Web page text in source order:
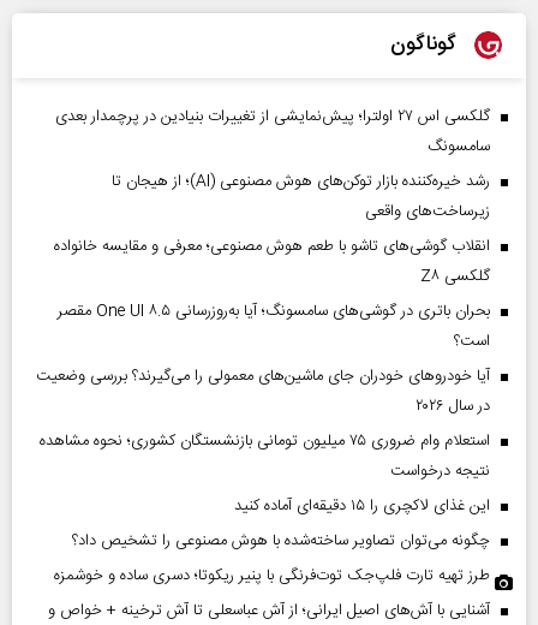
گوناگون
گلکسی اس ۲۷ اولترا؛ پیش‌نمایشی از تغییرات بنیادین در پرچمدار بعدی
سامسونگ
رشد خیره‌کننده بازار توکن‌های هوش مصنوعی (AI)؛ از هیجان تا
زیرساخت‌های واقعی
انقلاب گوشی‌های تاشو‌ با طعم هوش مصنوعی؛ معرفی و مقایسه خانواده
گلکسی Z۸
بحران باتری در گوشی‌های سامسونگ؛ آیا به‌روزرسانی One UI ۸.۵ مقصر
است؟
آیا خودروهای خودران جای ماشین‌های معمولی را می‌گیرند؟ بررسی وضعیت
در سال ۲۰۲۶
استعلام وام ضروری ۷۵ میلیون تومانی بازنشستگان کشوری؛ نحوه مشاهده
نتیجه درخواست
این غذای لاکچری را ۱۵ دقیقه‌ای آماده کنید
چگونه می‌توان تصاویر ساخته‌شده با هوش مصنوعی را تشخیص داد؟
طرز تهیه تارت فلپ‌جک توت‌فرنگی با پنیر ریکوتا؛ دسری ساده و خوشمزه
آشنایی با آش‌های اصیل ایرانی؛ از آش عباسعلی تا آش ترخینه + خواص و